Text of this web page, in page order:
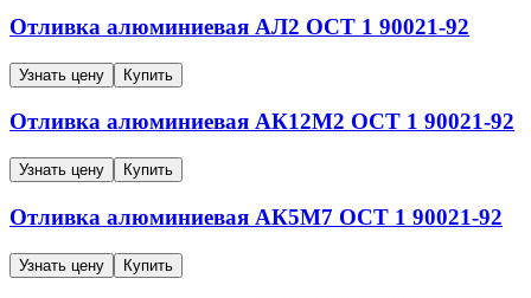
Отливка алюминиевая АЛ2 ОСТ 1 90021-92
Узнать цену Купить
Отливка алюминиевая АК12М2 ОСТ 1 90021-92
Узнать цену Купить
Отливка алюминиевая АК5М7 ОСТ 1 90021-92
Узнать цену Купить